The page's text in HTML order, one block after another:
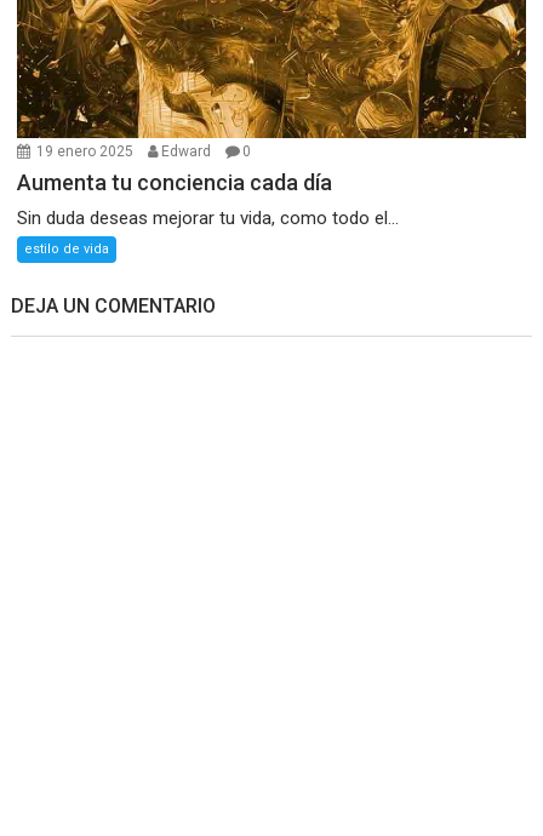
19 enero 2025 Edward 0
Aumenta tu conciencia cada día
Sin duda deseas mejorar tu vida, como todo el...
estilo de vida
DEJA UN COMENTARIO